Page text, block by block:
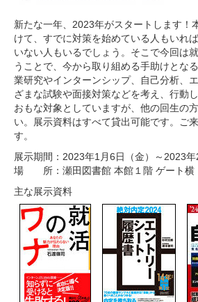
新たな一年、2023年がスタートします！
けて、すでに対策を始めている人もいれ
いない人もいるでしょう。そこで今回は
うことで、今から取り組める手助けとな
業研究やインターンシップ、自己分析、
ざまな試験や面接対策などを考え、行動
おもな対象としていますが、他の回生の
い。展示資料はすべて貸出可能です。ご
す。
展示期間：2023年1月6日（金）～2023年
場 所：瀬田図書館 本館１階 ゲート横
主な展示資料